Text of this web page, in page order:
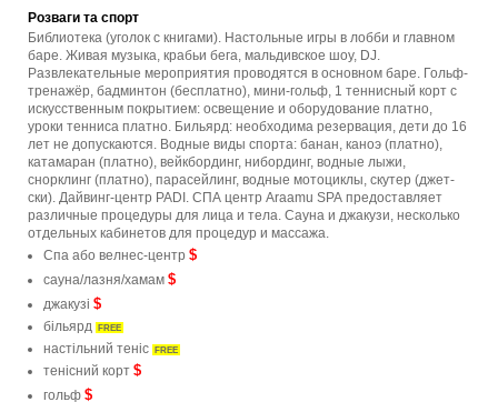
Розваги та спорт
Библиотека (уголок с книгами). Настольные игры в лобби и главном
баре. Живая музыка, крабьи бега, мальдивское шоу, DJ.
Развлекательные мероприятия проводятся в основном баре. Гольф-
тренажёр, бадминтон (бесплатно), мини-гольф, 1 теннисный корт с
искусственным покрытием: освещение и оборудование платно,
уроки тенниса платно. Бильярд: необходима резервация, дети до 16
лет не допускаются. Водные виды спорта: банан, каноэ (платно),
катамаран (платно), вейкбординг, нибординг, водные лыжи,
снорклинг (платно), парасейлинг, водные мотоциклы, скутер (джет-
ски). Дайвинг-центр PADI. СПА центр Araamu SPA предоставляет
различные процедуры для лица и тела. Сауна и джакузи, несколько
отдельных кабинетов для процедур и массажа.
Спа або велнес-центр $
сауна/лазня/хамам $
джакузі $
більярд FREE
настільний теніс FREE
тенісний корт $
гольф $